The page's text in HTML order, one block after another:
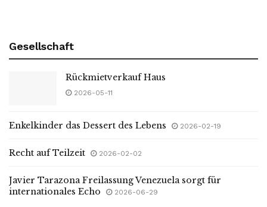
Gesellschaft
Rückmietverkauf Haus
2026-05-11
Enkelkinder das Dessert des Lebens 2026-02-19
Recht auf Teilzeit 2026-02-02
Javier Tarazona Freilassung Venezuela sorgt für
internationales Echo
2026-06-29